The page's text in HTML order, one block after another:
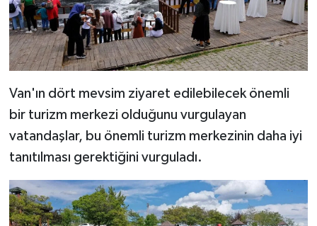
Van'ın dört mevsim ziyaret edilebilecek önemli
bir turizm merkezi olduğunu vurgulayan
vatandaşlar, bu önemli turizm merkezinin daha iyi
tanıtılması gerektiğini vurguladı.